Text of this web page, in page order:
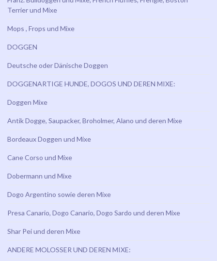
Terrier und Mixe
Mops , Frops und Mixe
DOGGEN
Deutsche oder Dänische Doggen
DOGGENARTIGE HUNDE, DOGOS UND DEREN MIXE:
Doggen Mixe
Antik Dogge, Saupacker, Broholmer, Alano und deren Mixe
Bordeaux Doggen und Mixe
Cane Corso und Mixe
Dobermann und Mixe
Dogo Argentino sowie deren Mixe
Presa Canario, Dogo Canario, Dogo Sardo und deren Mixe
Shar Pei und deren Mixe
ANDERE MOLOSSER UND DEREN MIXE: